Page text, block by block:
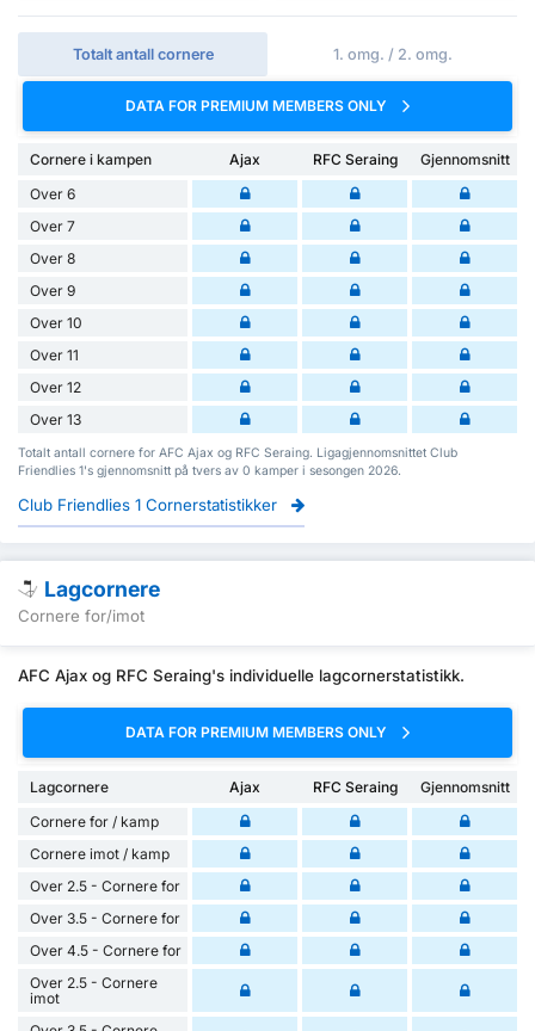
Totalt antall cornere 1. omg. / 2. omg.
DATA FOR PREMIUM MEMBERS ONLY
Cornere i kampen Ajax RFC Seraing
Gjennomsnitt
Over 6
Over 7
Over 8
Over 9
Over 10
Over 11
Over 12
Over 13
Totalt antall cornere for AFC Ajax og RFC Seraing. Ligagjennomsnittet Club
Friendlies 1's gjennomsnitt på tvers av 0 kamper i sesongen 2026.
Club Friendlies 1 Cornerstatistikker
Lagcornere
Cornere for/imot
AFC Ajax og RFC Seraing's individuelle lagcornerstatistikk.
DATA FOR PREMIUM MEMBERS ONLY
Lagcornere Ajax RFC Seraing
Gjennomsnitt
Cornere for / kamp
Cornere imot / kamp
Over 2.5 - Cornere for
Over 3.5 - Cornere for
Over 4.5 - Cornere for
Over 2.5 - Cornere
imot